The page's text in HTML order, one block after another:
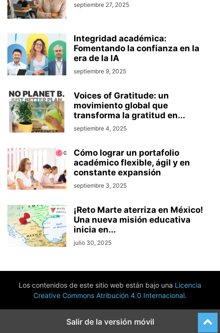
septiembre 27, 2025
Integridad académica:
Fomentando la confianza en la
era de la IA
septiembre 9, 2025
Voices of Gratitude: un
movimiento global que
transforma la gratitud en...
septiembre 4, 2025
Cómo lograr un portafolio
académico flexible, ágil y en
constante expansión
septiembre 3, 2025
¡Reto Marte aterriza en México!
Una nueva misión educativa
inicia en...
julio 30, 2025
Los contenidos de este sitio web están bajo una Licencia
Creative Commons Atribución 4.0 Internacional.
Salir de la versión móvil